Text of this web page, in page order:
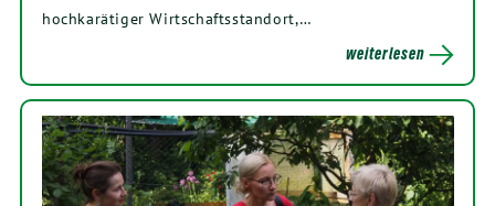
hochkarätiger Wirtschaftsstandort,…
weiterlesen